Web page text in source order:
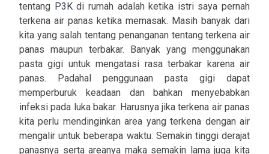
tentang P3Kdi rumah adalah ketika istri saya pernah
terkena air panas ketika memasak. Masih banyak dari
kita yang salah tentang penanganan tentang terkena air
panas maupun terbakar. Banyak yang menggunakan
pasta gigi untuk mengatasi rasa terbakar karena air
panas. Padahal penggunaan pasta gigi dapat
memperburuk keadaan dan bahkan menyebabkan
infeksi pada luka bakar. Harusnya jika terkena air panas
kita perlu mendinginkan area yang terkena dengan air
mengalir untuk beberapa waktu. Semakin tinggi derajat
panasnya serta areanya maka semakin lama juga kita